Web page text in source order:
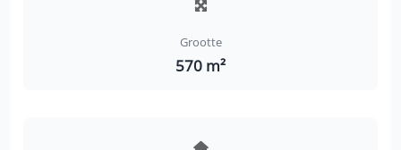
Grootte
570 m²